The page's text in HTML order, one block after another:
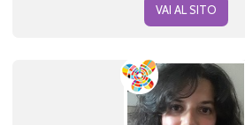
VAI AL SITO